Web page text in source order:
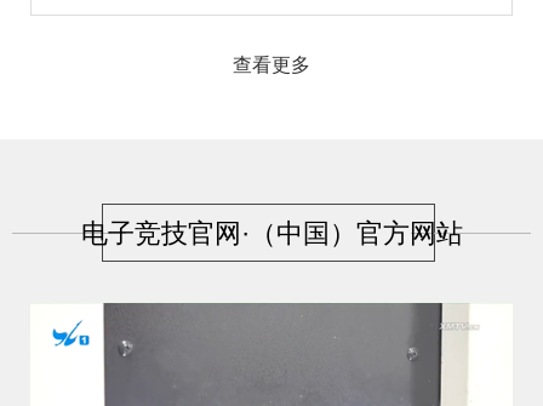
查看更多
电子竞技官网·（中国）官方网站